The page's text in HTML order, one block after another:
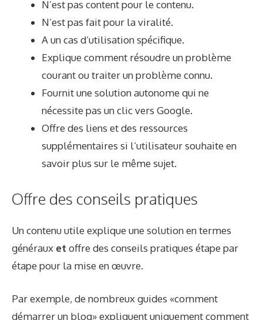
N’est pas content pour le contenu.
N’est pas fait pour la viralité.
A un cas d’utilisation spécifique.
Explique comment résoudre un problème
courant ou traiter un problème connu.
Fournit une solution autonome qui ne
nécessite pas un clic vers Google.
Offre des liens et des ressources
supplémentaires si l’utilisateur souhaite en
savoir plus sur le même sujet.
Offre des conseils pratiques
Un contenu utile explique une solution en termes
généraux et offre des conseils pratiques étape par
étape pour la mise en œuvre.
Par exemple, de nombreux guides «comment
démarrer un blog» expliquent uniquement comment